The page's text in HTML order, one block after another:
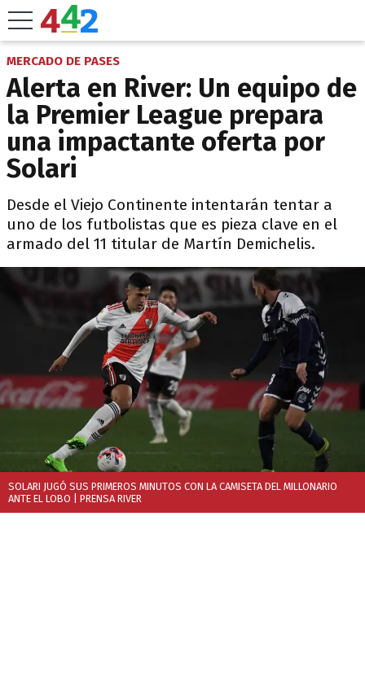
MERCADO DE PASES
Alerta en River: Un equipo de
la Premier League prepara
una impactante oferta por
Solari
Desde el Viejo Continente intentarán tentar a
uno de los futbolistas que es pieza clave en el
armado del 11 titular de Martín Demichelis.
SOLARI JUGÓ SUS PRIMEROS MINUTOS CON LA CAMISETA DEL MILLONARIO
ANTE EL LOBO | PRENSA RIVER